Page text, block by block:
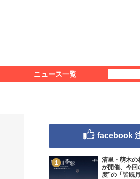
ニュース一覧
facebook
清里・萌木の
が開催、今回
度”の「皆既